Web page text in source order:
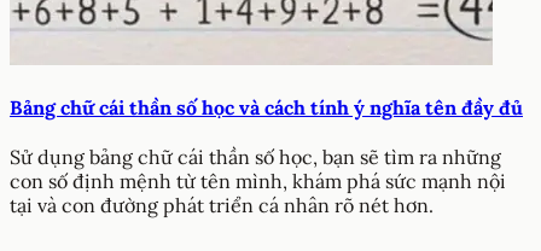
Bảng chữ cái thần số học và cách tính ý nghĩa tên đầy đủ
Sử dụng bảng chữ cái thần số học, bạn sẽ tìm ra những
con số định mệnh từ tên mình, khám phá sức mạnh nội
tại và con đường phát triển cá nhân rõ nét hơn.